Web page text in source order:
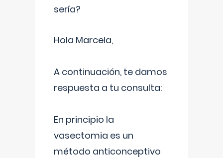
sería?
Hola Marcela,
A continuación, te damos
respuesta a tu consulta:
En principio la
vasectomia es un
método anticonceptivo